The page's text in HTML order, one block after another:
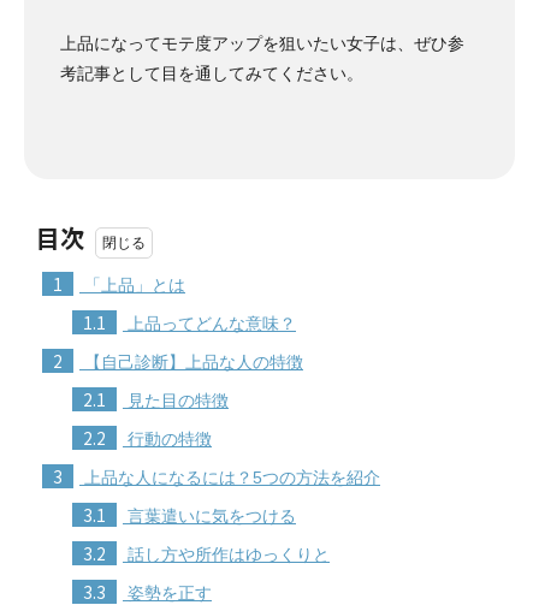
上品になってモテ度アップを狙いたい女子は、ぜひ参
考記事として目を通してみてください。
目次
1 「上品」とは
1.1 上品ってどんな意味？
2 【自己診断】上品な人の特徴
2.1 見た目の特徴
2.2 行動の特徴
3 上品な人になるには？5つの方法を紹介
3.1 言葉遣いに気をつける
3.2 話し方や所作はゆっくりと
3.3 姿勢を正す